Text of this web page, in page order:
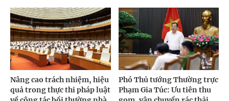
Nâng cao trách nhiệm, hiệu
quả trong thực thi pháp luật
Phó Thủ tướng Thường trực
Phạm Gia Túc: Ưu tiên thu